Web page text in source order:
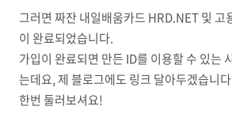
그러면 짜잔 내일배움카드 HRD.NET 및 고
이 완료되었습니다.
가입이 완료되면 만든 ID를 이용할 수 있는
는데요, 제 블로그에도 링크 달아두겠습니
한번 둘러보셔요!